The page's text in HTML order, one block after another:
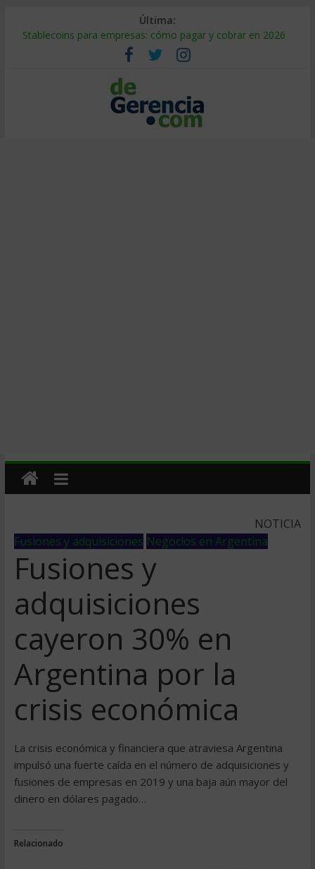
Última:
Stablecoins para empresas: cómo pagar y cobrar en 2026
Despido silencioso: qué es y por qué sale tan caro
IA en selección de personal: cómo auditarla a tiempo
Trabajo forzoso en la cadena de suministro: qué hacer
Mercado hispano de EE. UU.: cómo segmentarlo y venderle
NOTICIA
Fusiones y adquisiciones Negocios en Argentina
Fusiones y
adquisiciones
cayeron 30% en
Argentina por la
crisis económica
La crisis económica y financiera que atraviesa Argentina
impulsó una fuerte caída en el número de adquisiciones y
fusiones de empresas en 2019 y una baja aún mayor del
dinero en dólares pagado…
Relacionado